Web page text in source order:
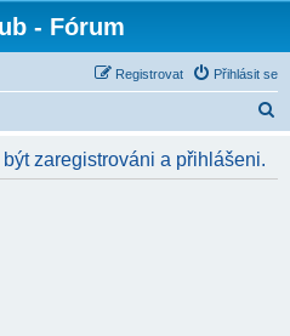
- Fórum
Přihlásit se
Registrovat
zaregistrováni a přihlášeni.